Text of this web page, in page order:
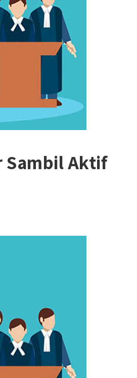
Sambil Aktif